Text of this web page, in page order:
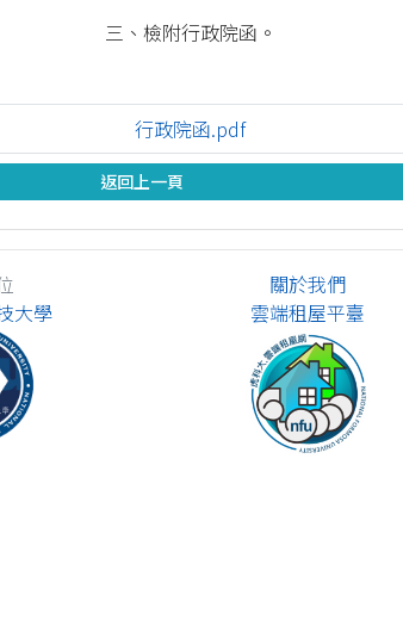
三、檢附行政院函。
行政院函.pdf
返回上一頁
大學
關於我們
雲端租屋平臺